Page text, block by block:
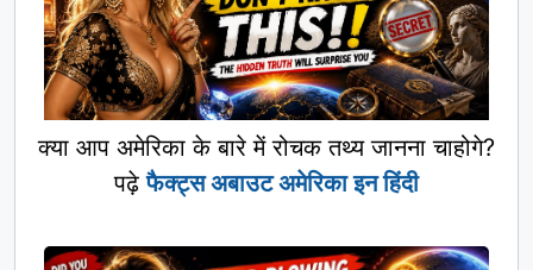
क्या आप अमेरिका के बारे में रोचक तथ्य जानना चाहोगे?
पढ़ेफैक्ट्स अबाउट अमेरिका इन हिंदी